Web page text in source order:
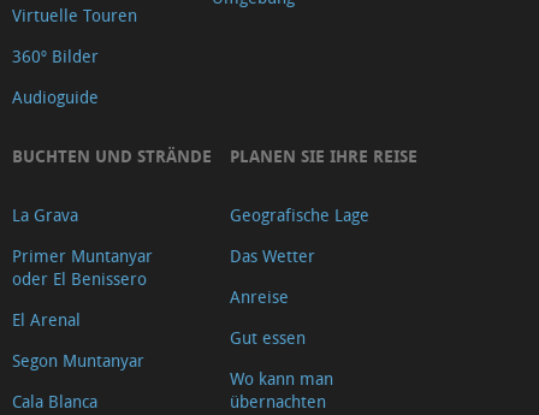
Virtuelle Touren
360º Bilder
Audioguide
BUCHTEN UND STRÄNDE
La Grava
Primer Muntanyar
oder El Benissero
El Arenal
Segon Muntanyar
Cala Blanca
PLANEN SIE IHRE REISE
Geografische Lage
Das Wetter
Anreise
Gut essen
Wo kann man
übernachten